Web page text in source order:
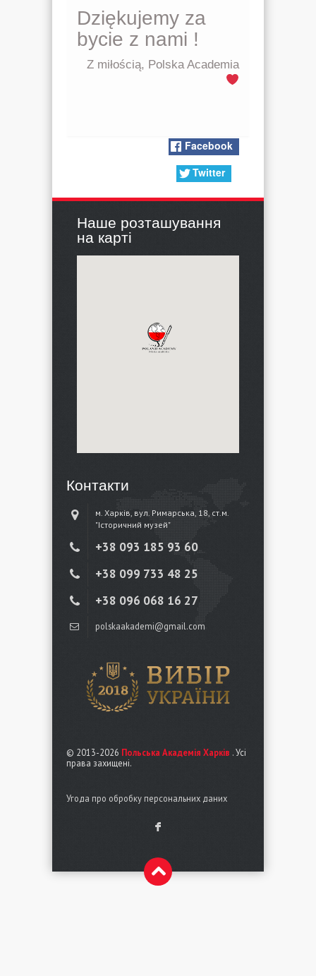
Dziękujemy za
bycie z nami !
Z miłością, Polska Academia
Facebook
Twitter
Наше розташування
на карті
Контакти
м. Харків, вул. Римарська, 18, ст.м.
"Історичний музей"
+38 ‎093 185 93 60
+38 ‎099 733 48 25
+38 096 068 16 27
polskaakademi@gmail.com
© 2013-2026 Польська Академія Харків . Усі
права захищені.
Угода про обробку персональних даних
F